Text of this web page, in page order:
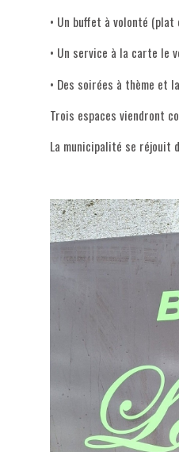
• Un buffet à volonté
• Un service à la carte le
• Des soirées à thème et
Trois espaces viendront
La municipalité se réjouit